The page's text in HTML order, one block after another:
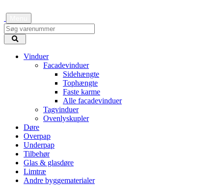
Vinduer
Facadevinduer
Sidehængte
Tophængte
Faste karme
Alle facadevinduer
Tagvinduer
Ovenlyskupler
Døre
Overpap
Underpap
Tilbehør
Glas & glasdøre
Limtræ
Andre byggematerialer